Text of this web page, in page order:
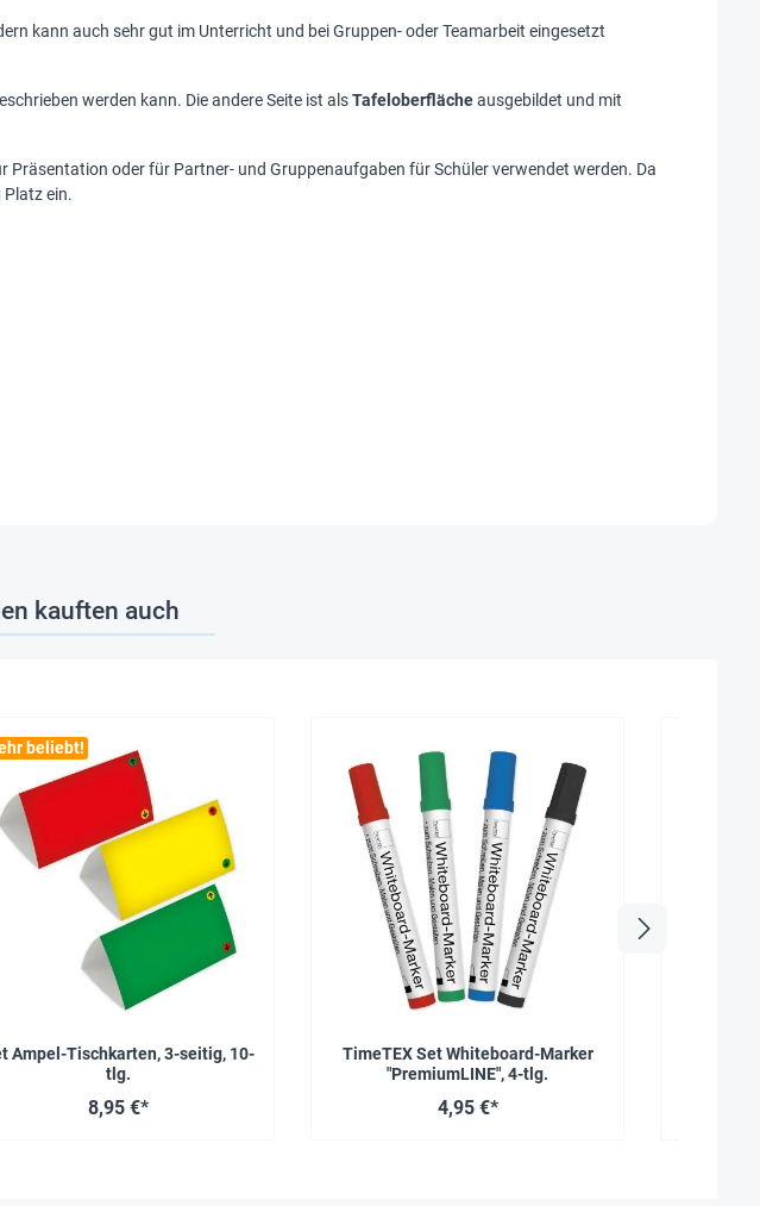
kann auch sehr gut im Unterricht und bei Gruppen- oder Teamarbeit eingesetzt
werden kann. Die andere Seite ist alsTafeloberflächeausgebildet und mit
Präsentation oder für Partner- und Gruppenaufgaben für Schüler verwendet werden. Da
ein.
kauften auch
beliebt!
Ampel-Tischkarten, 3-seitig, 10-
tlg.
8,95 €*
TimeTEX Set Whiteboard-Marker
"PremiumLINE", 4-tlg.
4,95 €*